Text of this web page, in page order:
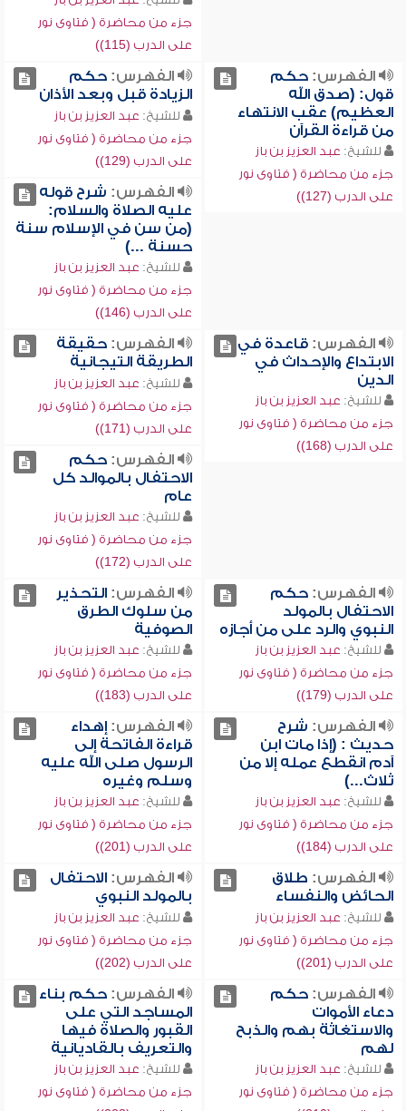
جزء من محاضرة ( فتاوى نور
على الدرب (115))
الفهرس:حكم
قول: (صدق الله
العظيم) عقب الانتهاء
من قراءة القرآن
للشيخ: عبد العزيز بن باز
جزء من محاضرة ( فتاوى نور
على الدرب (127))
الفهرس:حكم
الزيادة قبل وبعد الأذان
للشيخ: عبد العزيز بن باز
جزء من محاضرة ( فتاوى نور
على الدرب (129))
الفهرس: شرح قوله
عليه الصلاة والسلام:
(من سن في الإسلام سنة
حسنة ...)
للشيخ: عبد العزيز بن باز
جزء من محاضرة ( فتاوى نور
على الدرب (146))
الفهرس:قاعدة في
الابتداع والإحداث في
الدين
للشيخ: عبد العزيز بن باز
جزء من محاضرة ( فتاوى نور
على الدرب (168))
الفهرس:حقيقة
الطريقة التيجانية
للشيخ: عبد العزيز بن باز
جزء من محاضرة ( فتاوى نور
على الدرب (171))
الفهرس:حكم
الاحتفال بالموالد كل
عام
للشيخ: عبد العزيز بن باز
جزء من محاضرة ( فتاوى نور
على الدرب (172))
الفهرس:حكم
الاحتفال بالمولد
النبوي والرد على من أجازه
للشيخ: عبد العزيز بن باز
جزء من محاضرة ( فتاوى نور
على الدرب (179))
الفهرس:التحذير
من سلوك الطرق
الصوفية
للشيخ: عبد العزيز بن باز
جزء من محاضرة ( فتاوى نور
على الدرب (183))
الفهرس: شرح
حديث : (إذا مات ابن
آدم انقطع عمله إلا من
ثلاث...)
للشيخ: عبد العزيز بن باز
جزء من محاضرة ( فتاوى نور
على الدرب (184))
الفهرس:إهداء
قراءة الفاتحة إلى
الرسول صلى الله عليه
وسلم وغيره
للشيخ: عبد العزيز بن باز
جزء من محاضرة ( فتاوى نور
على الدرب (201))
الفهرس: طلاق
الحائض والنفساء
للشيخ: عبد العزيز بن باز
جزء من محاضرة ( فتاوى نور
على الدرب (201))
الفهرس:الاحتفال
بالمولد النبوي
للشيخ: عبد العزيز بن باز
جزء من محاضرة ( فتاوى نور
على الدرب (202))
الفهرس:حكم
دعاء الأموات
والاستغاثة بهم والذبح
لهم
للشيخ: عبد العزيز بن باز
جزء من محاضرة ( فتاوى نور
الفهرس:حكم بناء
المساجد التي على
القبور والصلاة فيها
والتعريف بالقاديانية
للشيخ: عبد العزيز بن باز
جزء من محاضرة ( فتاوى نور